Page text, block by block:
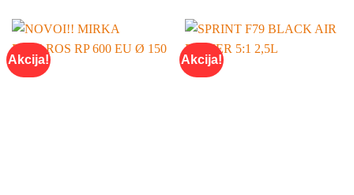
Akcija! Akcija!